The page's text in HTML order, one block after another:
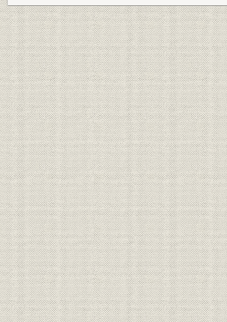
2 工事の請負に関する規則
第5 用地の取得
第6 車両の発達
1 蒸気機関車
2 客貨車
第7 工場の整備
第8 電気および信号保安設備
1 通信
2 照明設備
3 信号保安設備
第2節 線路および建造物の建設と改良
第1 新橋・横浜間の建設
1 測量および線路の選定
2 用地の取得
3 工事の経過
4 開通後の改良工事